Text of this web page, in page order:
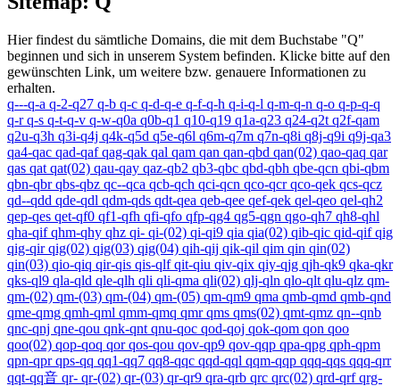
Hier findest du sämtliche Domains, die mit dem Buchstabe "Q"
beginnen und sich in unserem System befinden. Klicke bitte auf den
gewünschten Link, um weitere bzw. genauere Informationen zu
erhalten.
q---q-a q-2-q27 q-b q-c q-d-q-e q-f-q-h q-i-q-l q-m-q-n q-o q-p-q-q
q-rq-s q-t-q-v q-w-q0a q0b-q1 q10-q19 q1a-q23 q24-q2t q2f-qam
q2u-q3h q3i-q4j q4k-q5d q5e-q6l q6m-q7m q7n-q8i q8j-q9i q9j-qa3
qa4-qac qad-qafqag-qak qal qam qan qan-qbd qan(02) qao-qaq qar
qas qat qat(02) qau-qay qaz-qb2 qb3-qbc qbd-qbh qbe-qcn qbi-qbm
qbn-qbrqbs-qbz qc--qca qcb-qch qci-qcn qco-qcrqco-qek qcs-qcz
qd--qdd qde-qdl qdm-qds qdt-qea qeb-qee qef-qek qel-qeo qel-qh2
qep-qes qet-qf0 qf1-qfh qfi-qfo qfp-qg4 qg5-qgn qgo-qh7 qh8-qhl
qha-qifqhm-qhy qhz qi- qi-(02) qi-qi9 qia qia(02) qib-qic qid-qifqig
qig-qirqig(02) qig(03) qig(04) qih-qij qik-qil qim qin qin(02)
qin(03) qio-qiq qir-qis qis-qlfqit-qiu qiv-qix qiy-qjg qjh-qk9 qka-qkr
qks-ql9 qla-qld qle-qlh qli qli-qma qli(02) qlj-qln qlo-qlt qlu-qlz qm-
qm-(02) qm-(03) qm-(04) qm-(05) qm-qm9 qma qmb-qmd qmb-qnd
qme-qmg qmh-qml qmm-qmq qmrqms qms(02) qmt-qmz qn--qnb
qnc-qnj qne-qou qnk-qnt qnu-qoc qod-qoj qok-qom qon qoo
qoo(02) qop-qoq qorqos-qou qov-qp9 qov-qqp qpa-qpg qph-qpm
qpn-qprqps-qq qq1-qq7 qq8-qqc qqd-qql qqm-qqp qqq-qqs qqq-qrr
qqt-qq音 qr- qr-(02) qr-(03) qr-qr9 qra-qrb qrc qrc(02) qrd-qrfqrg-